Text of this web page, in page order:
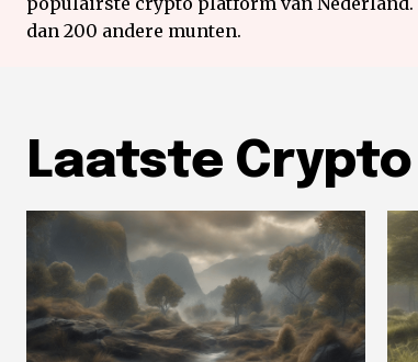
dan 200 andere munten.
Laatste Crypto